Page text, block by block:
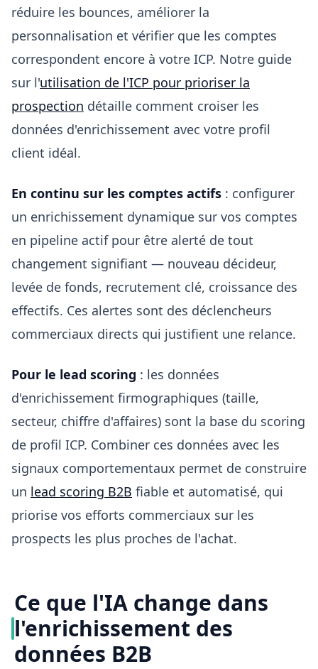
réduire les bounces, améliorer la
personnalisation et vérifier que les comptes
correspondent encore à votre ICP. Notre guide
sur l'utilisation de l'ICP pour prioriser la
prospection détaille comment croiser les
données d'enrichissement avec votre profil
client idéal.
En continu sur les comptes actifs : configurer
un enrichissement dynamique sur vos comptes
en pipeline actif pour être alerté de tout
changement signifiant — nouveau décideur,
levée de fonds, recrutement clé, croissance des
effectifs. Ces alertes sont des déclencheurs
commerciaux directs qui justifient une relance.
Pour le lead scoring : les données
d'enrichissement firmographiques (taille,
secteur, chiffre d'affaires) sont la base du scoring
de profil ICP. Combiner ces données avec les
signaux comportementaux permet de construire
un lead scoring B2B fiable et automatisé, qui
priorise vos efforts commerciaux sur les
prospects les plus proches de l'achat.
Ce que l'IA change dans
l'enrichissement des
données B2B